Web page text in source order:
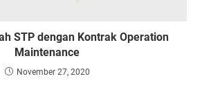
STP dengan Kontrak Operation
Maintenance
November 27, 2020